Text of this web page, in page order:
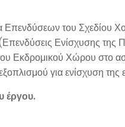
του Σχεδίου
Ενίσχυσης της
Εκδρομικού Χώρου στο
για ενίσχυση της
έργου.